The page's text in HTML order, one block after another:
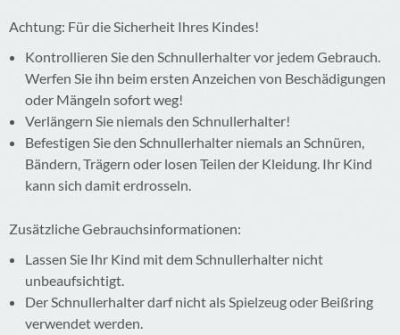
Achtung: Für die Sicherheit Ihres Kindes!
Kontrollieren Sie den Schnullerhalter vor jedem Gebrauch.
Werfen Sie ihn beim ersten Anzeichen von Beschädigungen
oder Mängeln sofort weg!
Verlängern Sie niemals den Schnullerhalter!
Befestigen Sie den Schnullerhalter niemals an Schnüren,
Bändern, Trägern oder losen Teilen der Kleidung. Ihr Kind
kann sich damit erdrosseln.
Zusätzliche Gebrauchsinformationen:
Lassen Sie Ihr Kind mit dem Schnullerhalter nicht
unbeaufsichtigt.
Der Schnullerhalter darf nicht als Spielzeug oder Beißring
verwendet werden.